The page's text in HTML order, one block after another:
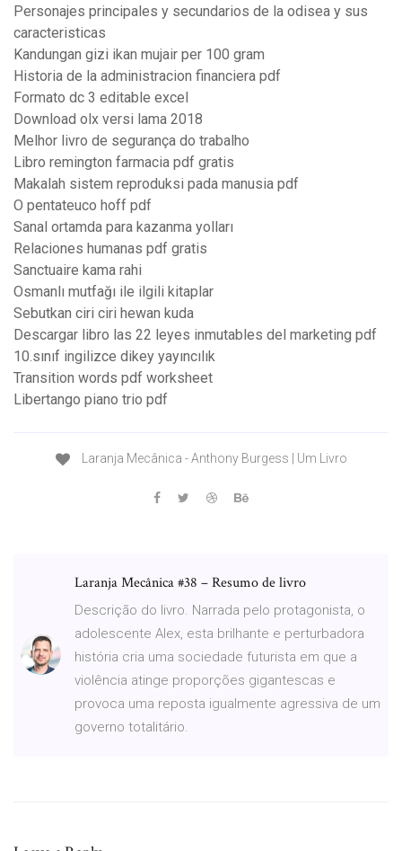
Personajes principales y secundarios de la odisea y sus
caracteristicas
Kandungan gizi ikan mujair per 100 gram
Historia de la administracion financiera pdf
Formato dc 3 editable excel
Download olx versi lama 2018
Melhor livro de segurança do trabalho
Libro remington farmacia pdf gratis
Makalah sistem reproduksi pada manusia pdf
O pentateuco hoff pdf
Sanal ortamda para kazanma yolları
Relaciones humanas pdf gratis
Sanctuaire kama rahi
Osmanlı mutfağı ile ilgili kitaplar
Sebutkan ciri ciri hewan kuda
Descargar libro las 22 leyes inmutables del marketing pdf
10.sınıf ingilizce dikey yayıncılık
Transition words pdf worksheet
Libertango piano trio pdf
Laranja Mecânica - Anthony Burgess | Um Livro
Laranja Mecânica #38 – Resumo de livro
Descrição do livro. Narrada pelo protagonista, o
adolescente Alex, esta brilhante e perturbadora
história cria uma sociedade futurista em que a
violência atinge proporções gigantescas e
provoca uma reposta igualmente agressiva de um
governo totalitário.